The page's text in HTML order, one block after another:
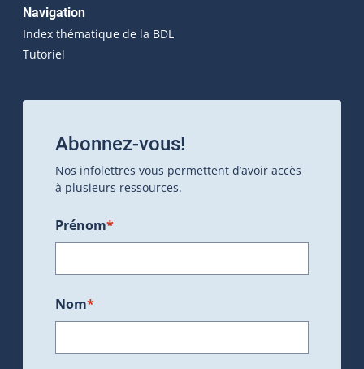
Navigation
Index thématique de la BDL
Tutoriel
Abonnez-vous!
Nos infolettres vous permettent d’avoir accès
à plusieurs ressources.
Prénom*
Nom*